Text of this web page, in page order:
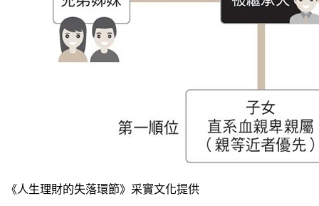
《人生理財的失落環節》采實文化提供